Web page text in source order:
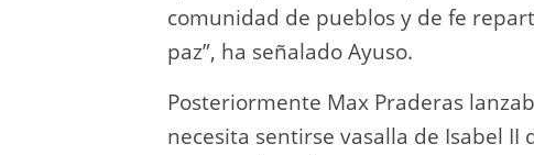
comunidad de pueblos y de fe
paz”, ha señalado Ayuso.
Posteriormente Max Praderas
necesita sentirse vasalla de Isabel